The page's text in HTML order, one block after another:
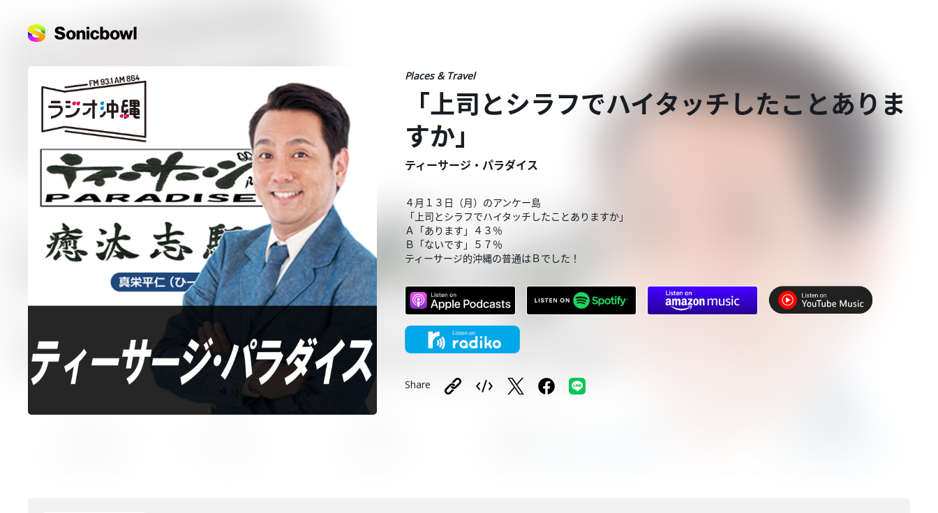
Places & Travel
「上司とシラフでハイタッチしたことありま
すか」
ティーサージ・パラダイス
４月１３日（月）のアンケー島
「上司とシラフでハイタッチしたことありますか」
Ａ「あります」４３％
Ｂ「ないです」５７％
ティーサージ的沖縄の普通はＢでした！
Share